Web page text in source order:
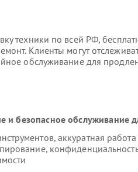
техники по всей РФ,
Клиенты могут
обслуживание для
безопасное обслуживание
аккуратная работа